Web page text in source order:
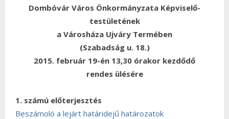
Dombóvár Város Önkormányzata Képviselő-
testületének
a Városháza Ujváry Termében
(Szabadság u. 18.)
2015. február 19-én 13,30 órakor kezdődő
rendes ülésére
1. számú előterjesztés
Beszámoló a lejárt határidejű határozatok